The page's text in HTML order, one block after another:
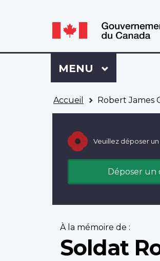
Language
switcher
Language
switcher
Se
connecter
à
Dossier
Menu
MENU PRINCIPAL
Accueil Robert James
Veuillez déposer
Déposer un
À la mémoire de :
Soldat